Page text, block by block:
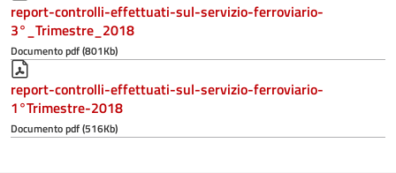
report-controlli-effettuati-sul-servizio-ferroviario-
3°_Trimestre_2018
Documento pdf (801Kb)
report-controlli-effettuati-sul-servizio-ferroviario-
1°Trimestre-2018
Documento pdf (516Kb)